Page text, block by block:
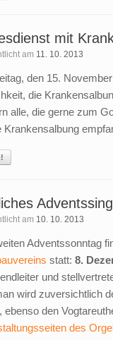
mit
am 11. 10. 2013
den 15.
die
alle, die gerne zum
Krankensalbung
am 10. 10. 2013
Adventssonntag
statt:8.
und
wird zuversichtlich
ebenso den
des